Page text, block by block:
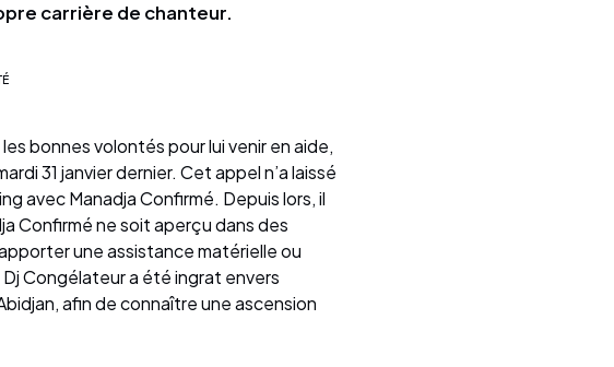
carrière de chanteur.
bonnes volontés pour lui venir en aide,
31 janvier dernier. Cet appel n’a laissé
avec Manadja Confirmé. Depuis lors, il
Confirmé ne soit aperçu dans des
une assistance matérielle ou
Congélateur a été ingrat envers
afin de connaître une ascension